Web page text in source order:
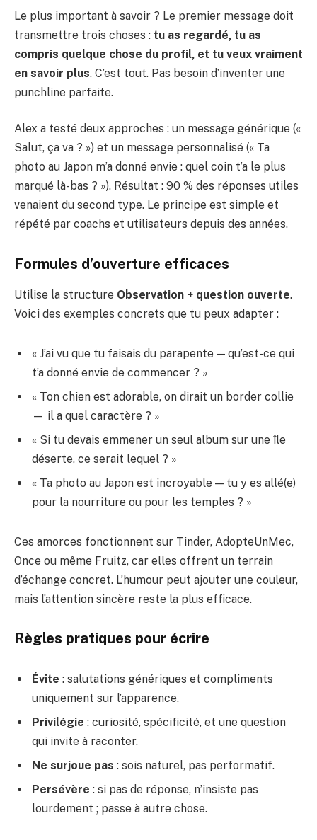
Le plus important à savoir ? Le premier message doit
transmettre trois choses : tu as regardé, tu as
compris quelque chose du profil, et tu veux vraiment
en savoir plus. C’est tout. Pas besoin d’inventer une
punchline parfaite.
Alex a testé deux approches : un message générique («
Salut, ça va ? ») et un message personnalisé (« Ta
photo au Japon m’a donné envie : quel coin t’a le plus
marqué là-bas ? »). Résultat : 90 % des réponses utiles
venaient du second type. Le principe est simple et
répété par coachs et utilisateurs depuis des années.
Formules d’ouverture efficaces
Utilise la structure Observation + question ouverte.
Voici des exemples concrets que tu peux adapter :
« J’ai vu que tu faisais du parapente — qu’est-ce qui
t’a donné envie de commencer ? »
« Ton chien est adorable, on dirait un border collie
— il a quel caractère ? »
« Si tu devais emmener un seul album sur une île
déserte, ce serait lequel ? »
« Ta photo au Japon est incroyable — tu y es allé(e)
pour la nourriture ou pour les temples ? »
Ces amorces fonctionnent sur Tinder, AdopteUnMec,
Once ou même Fruitz, car elles offrent un terrain
d’échange concret. L’humour peut ajouter une couleur,
mais l’attention sincère reste la plus efficace.
Règles pratiques pour écrire
Évite : salutations génériques et compliments
uniquement sur l’apparence.
Privilégie : curiosité, spécificité, et une question
qui invite à raconter.
Ne surjoue pas : sois naturel, pas performatif.
Persévère : si pas de réponse, n’insiste pas
lourdement ; passe à autre chose.